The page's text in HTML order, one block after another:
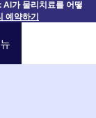
가 물리치료를 어떻
예약하기